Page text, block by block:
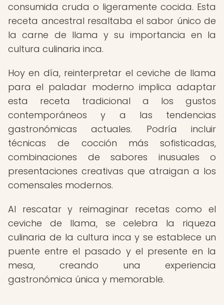
consumida cruda o ligeramente cocida. Esta
receta ancestral resaltaba el sabor único de
la carne de llama y su importancia en la
cultura culinaria inca.
Hoy en día, reinterpretar el ceviche de llama
para el paladar moderno implica adaptar
esta receta tradicional a los gustos
contemporáneos y a las tendencias
gastronómicas actuales. Podría incluir
técnicas de cocción más sofisticadas,
combinaciones de sabores inusuales o
presentaciones creativas que atraigan a los
comensales modernos.
Al rescatar y reimaginar recetas como el
ceviche de llama, se celebra la riqueza
culinaria de la cultura inca y se establece un
puente entre el pasado y el presente en la
mesa, creando una experiencia
gastronómica única y memorable.